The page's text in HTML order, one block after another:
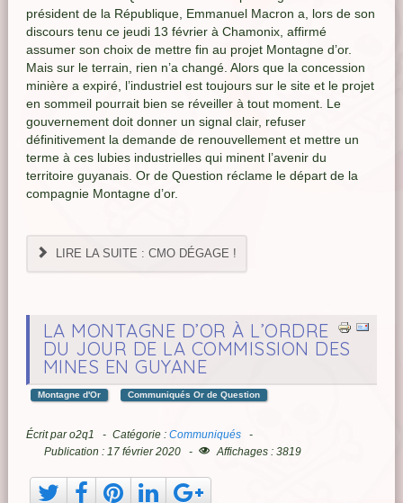
président de la République, Emmanuel Macron a, lors de son
discours tenu ce jeudi 13 février à Chamonix, affirmé
assumer son choix de mettre fin au projet Montagne d’or.
Mais sur le terrain, rien n’a changé. Alors que la concession
minière a expiré, l’industriel est toujours sur le site et le projet
en sommeil pourrait bien se réveiller à tout moment. Le
gouvernement doit donner un signal clair, refuser
définitivement la demande de renouvellement et mettre un
terme à ces lubies industrielles qui minent l’avenir du
territoire guyanais. Or de Question réclame le départ de la
compagnie Montagne d’or.
LIRE LA SUITE : CMO DÉGAGE !
LA MONTAGNE D’OR À L’ORDRE
DU JOUR DE LA COMMISSION DES
MINES EN GUYANE
Montagne d'Or Communiqués Or de Question
Écrit paro2q1 Catégorie : Communiqués
Publication : 17 février 2020
Affichages : 3819